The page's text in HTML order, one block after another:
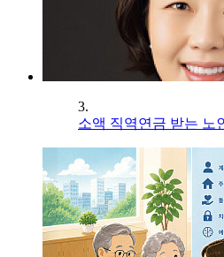
3.
소액 직역연금 받는 노